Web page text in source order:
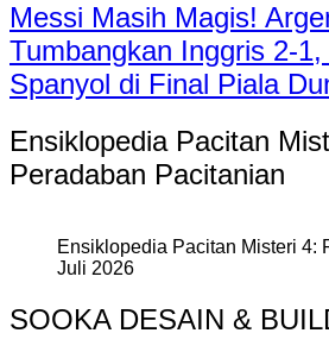
Messi Masih Magis!
Tumbangkan Inggris 2-1,
Spanyol di Final Piala
Ensiklopedia Pacitan
Peradaban Pacitanian
Ensiklopedia Pacitan Misteri 4:
Juli 2026
SOOKA DESAIN &